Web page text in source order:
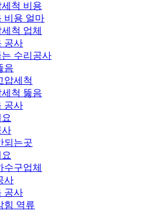
척 비용
비용 얼마
척 업체
공사
수리공사
음
압세척
척 뚫음
공사
사
되는곳
구업체
사
공사
힘 역류